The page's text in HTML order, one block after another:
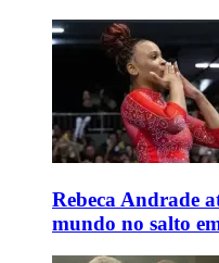
Rebeca Andrade
mundo no salto